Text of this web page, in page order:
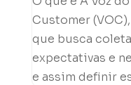
Customer
que busca
expectativas e
e assim definir